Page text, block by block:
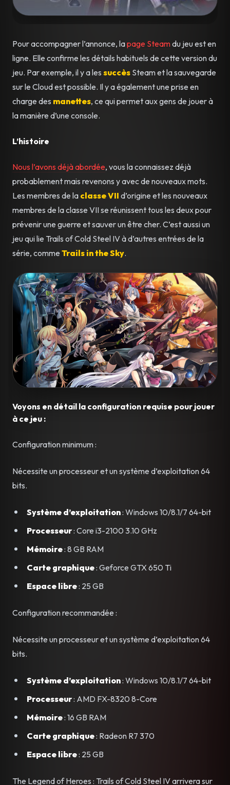
Pour accompagner l’annonce, lapage Steamdu jeu est en
ligne. Elle confirme les détails habituels de cette version du
jeu. Par exemple, il y a les succès Steam et la sauvegarde
sur le Cloud est possible. Il y a également une prise en
charge des manettes, ce qui permet aux gens de jouer à
la manière d’une console.
L’histoire
Nous l’avons déjà abordée, vous la connaissez déjà
probablement mais revenons y avec de nouveaux mots.
Les membres de la classe VII d’origine et les nouveaux
membres de la classe VII se réunissent tous les deux pour
prévenir une guerre et sauver un être cher. C’est aussi un
jeu qui lie Trails of Cold Steel IV à d’autres entrées de la
série, comme Trails in the Sky.
Voyons en détail la configuration requise pour jouer
à ce jeu :
Configuration minimum :
Nécessite un processeur et un système d’exploitation 64
bits.
Système d’exploitation: Windows 10/8.1/7 64-bit
Processeur: Core i3-2100 3.10 GHz
Mémoire: 8 GB RAM
Carte graphique: Geforce GTX 650 Ti
Espace libre: 25 GB
Configuration recommandée :
Nécessite un processeur et un système d’exploitation 64
bits.
Système d’exploitation: Windows 10/8.1/7 64-bit
Processeur: AMD FX-8320 8-Core
Mémoire: 16 GB RAM
Carte graphique: Radeon R7 370
Espace libre: 25 GB
The Legend of Heroes : Trails of Cold Steel IV arrivera sur